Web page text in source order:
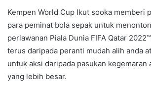
Kempen World Cup Ikut sooka memberi
para peminat bola sepak untuk
perlawanan Piala Dunia FIFA Qatar
terus daripada peranti mudah alih anda
untuk aksi daripada pasukan kegemaran
yang lebih besar.